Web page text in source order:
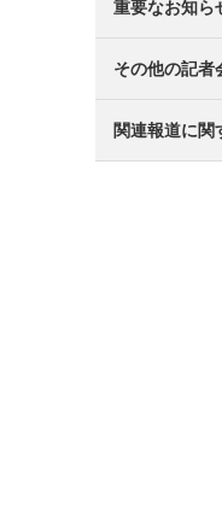
重要なお知ら
その他の記者
関連報道に関